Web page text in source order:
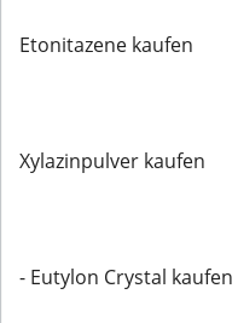
Etonitazene kaufen
Xylazinpulver kaufen
- Eutylon Crystal kaufen